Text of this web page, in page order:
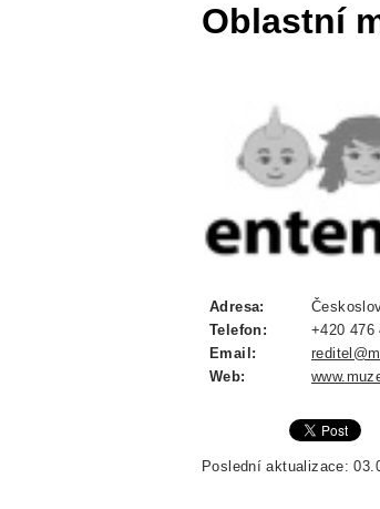
Oblastní
Adresa:
Telefon:
+420 476
Email:
Web:
Poslední aktualizace: